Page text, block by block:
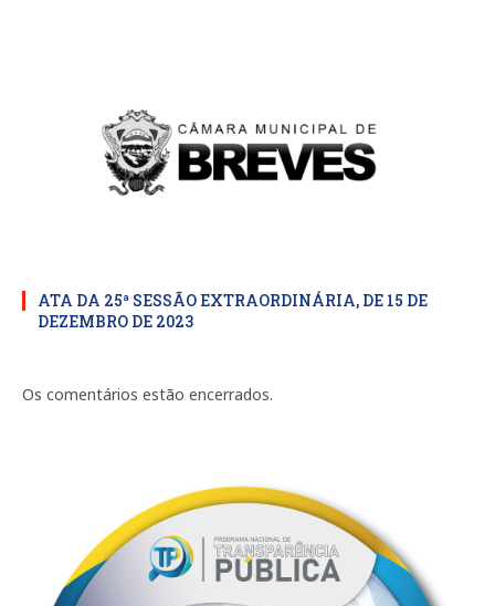
ATA DA 25ª SESSÃO EXTRAORDINÁRIA, DE 15 DE
DEZEMBRO DE 2023
Os comentários estão encerrados.